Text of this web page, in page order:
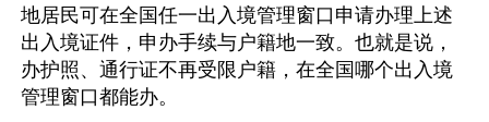
地居民可在全国任一出入境管理窗口申请办理上述
出入境证件，申办手续与户籍地一致。也就是说，
办护照、通行证不再受限户籍，在全国哪个出入境
管理窗口都能办。